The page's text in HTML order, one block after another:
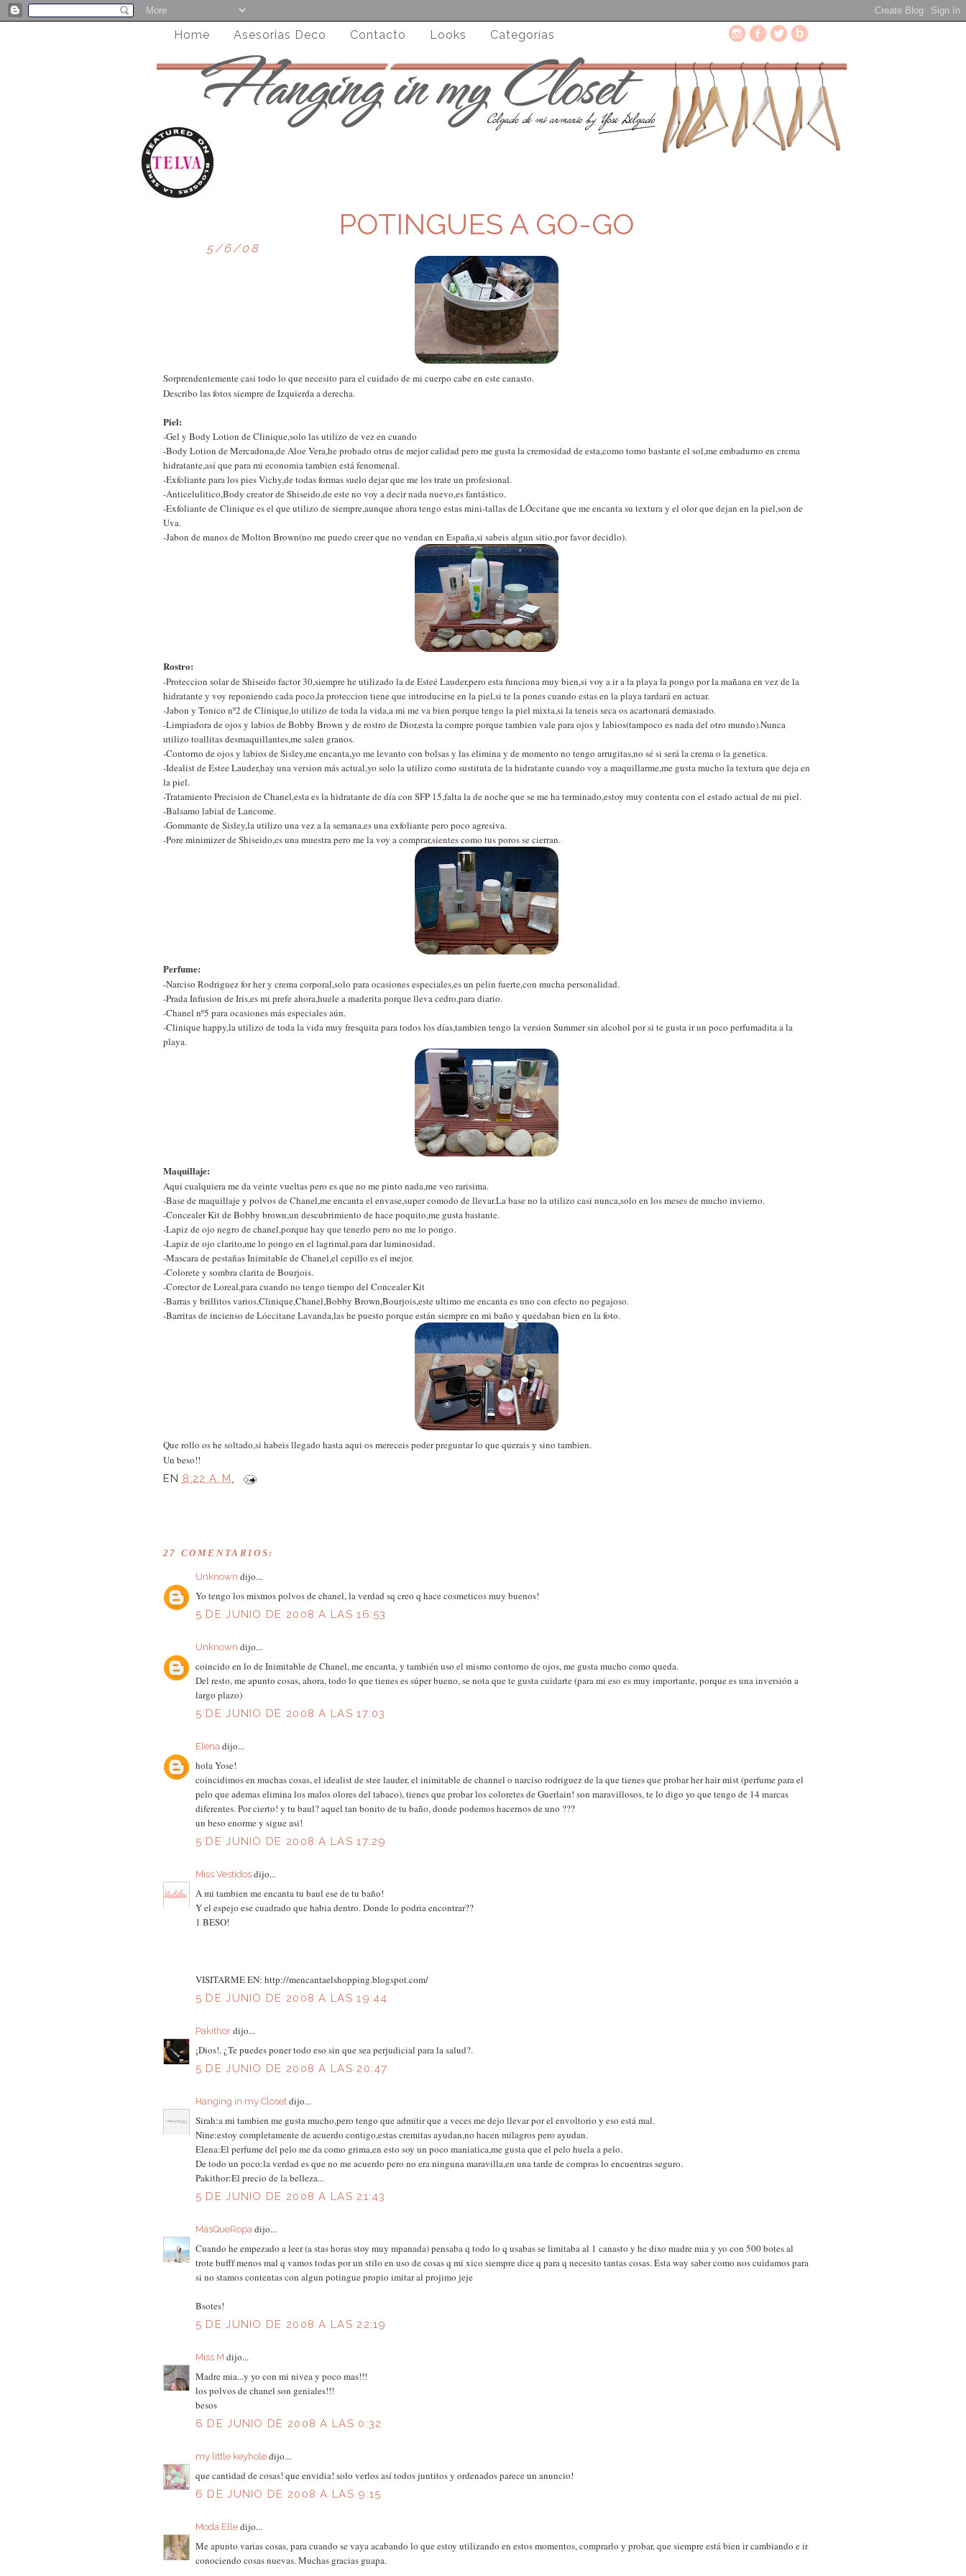
Home Asesorias Deco Contacto Looks Categorías
5/6/08
POTINGUES A GO-GO
Sorprendentemente casi todo lo que necesito para el cuidado de mi cuerpo cabe en este canasto.
Describo las fotos siempre de Izquierda a derecha.
Piel:
-Gel y Body Lotion de Clinique,solo las utilizo de vez en cuando
-Body Lotion de Mercadona,de Aloe Vera,he probado otras de mejor calidad pero me gusta la cremosidad de esta,como tomo bastante el sol,me embadurno en crema
hidratante,así que para mi economia tambien está fenomenal.
-Exfoliante para los pies Vichy,de todas formas suelo dejar que me los trate un profesional.
-Anticelulitico,Body creator de Shiseido,de este no voy a decir nada nuevo,es fantástico.
-Exfoliante de Clinique es el que utilizo de siempre,aunque ahora tengo estas mini-tallas de LÓccitane que me encanta su textura y el olor que dejan en la piel,son de
Uva.
-Jabon de manos de Molton Brown(no me puedo creer que no vendan en España,si sabeis algun sitio,por favor decidlo).
Rostro:
-Proteccion solar de Shiseido factor 30,siempre he utilizado la de Esteé Lauder,pero esta funciona muy bien,si voy a ir a la playa la pongo por la mañana en vez de la
hidratante y voy reponiendo cada poco,la proteccion tiene que introducirse en la piel,si te la pones cuando estas en la playa tardará en actuar.
-Jabon y Tonico nº2 de Clinique,lo utilizo de toda la vida,a mi me va bien porque tengo la piel mixta,si la teneis seca os acartonará demasiado.
-Limpiadora de ojos y labios de Bobby Brown y de rostro de Dior,esta la compre porque tambien vale para ojos y labios(tampoco es nada del otro mundo).Nunca
utilizo toallitas desmaquillantes,me salen granos.
-Contorno de ojos y labios de Sisley,me encanta,yo me levanto con bolsas y las elimina y de momento no tengo arrugitas,no sé si será la crema o la genetica.
-Idealist de Estee Lauder,hay una version más actual,yo solo la utilizo como sustituta de la hidratante cuando voy a maquillarme,me gusta mucho la textura que deja en
la piel.
-Tratamiento Precision de Chanel,esta es la hidratante de día con SFP 15,falta la de noche que se me ha terminado,estoy muy contenta con el estado actual de mi piel.
-Balsamo labial de Lancome.
-Gommante de Sisley,la utilizo una vez a la semana,es una exfoliante pero poco agresiva.
-Pore minimizer de Shiseido,es una muestra pero me la voy a comprar,sientes como tus poros se cierran.
Perfume:
-Narciso Rodriguez for her y crema corporal,solo para ocasiones especiales,es un pelin fuerte,con mucha personalidad.
-Prada Infusion de Iris,es mi prefe ahora,huele a maderita porque lleva cedro,para diario.
-Chanel nº5 para ocasiones más especiales aún.
-Clinique happy,la utilizo de toda la vida muy fresquita para todos los días,tambien tengo la version Summer sin alcohol por si te gusta ir un poco perfumadita a la
playa.
Maquillaje:
Aqui cualquiera me da veinte vueltas pero es que no me pinto nada,me veo rarisima.
-Base de maquillaje y polvos de Chanel,me encanta el envase,super comodo de llevar.La base no la utilizo casi nunca,solo en los meses de mucho invierno.
-Concealer Kit de Bobby brown,un descubrimiento de hace poquito,me gusta bastante.
-Lapiz de ojo negro de chanel,porque hay que tenerlo pero no me lo pongo.
-Lapiz de ojo clarito,me lo pongo en el lagrimal,para dar luminosidad.
-Mascara de pestañas Inimitable de Chanel,el cepillo es el mejor.
-Colorete y sombra clarita de Bourjois.
-Corector de Loreal,para cuando no tengo tiempo del Concealer Kit
-Barras y brillitos varios,Clinique,Chanel,Bobby Brown,Bourjois,este ultimo me encanta es uno con efecto no pegajoso.
-Barritas de incienso de Lóccitane Lavanda,las he puesto porque están siempre en mi baño y quedaban bien en la foto.
Que rollo os he soltado,si habeis llegado hasta aqui os mereceis poder preguntar lo que querais y sino tambien.
Un beso!!
EN 8:22 A. M.
27 COMENTARIOS:
Unknown dijo...
Yo tengo los mismos polvos de chanel, la verdad sq creo q hace cosmeticos muy buenos!
5 DE JUNIO DE 2008 A LAS 16:53
Unknown dijo...
coincido en lo de Inimitable de Chanel, me encanta, y también uso el mismo contorno de ojos, me gusta mucho como queda.
Del resto, me apunto cosas, ahora, todo lo que tienes es súper bueno, se nota que te gusta cuidarte (para mi eso es muy importante, porque es una inversión a
largo plazo)
5 DE JUNIO DE 2008 A LAS 17:03
Elenadijo...
hola Yose!
coincidimos en muchas cosas, el idealist de stee lauder, el inimitable de channel o narciso rodriguez de la que tienes que probar her hair mist (perfume para el
pelo que ademas elimina los malos olores del tabaco), tienes que probar los coloretes de Guerlain! son maravillosos, te lo digo yo que tengo de 14 marcas
diferentes. Por cierto! y tu baul? aquel tan bonito de tu baño, donde podemos hacernos de uno ???
un beso enorme y sigue asi!
5 DE JUNIO DE 2008 A LAS 17:29
Miss Vestidosdijo...
A mi tambien me encanta tu baul ese de tu baño!
Y el espejo ese cuadrado que habia dentro. Donde lo podria encontrar??
1 BESO!
VISITARME EN: http://mencantaelshopping.blogspot.com/
5 DE JUNIO DE 2008 A LAS 19:44
Pakithordijo...
¡Dios!. ¿Te puedes poner todo eso sin que sea perjudicial para la salud?.
5 DE JUNIO DE 2008 A LAS 20:47
Hanging in my Closetdijo...
Sirah:a mi tambien me gusta mucho,pero tengo que admitir que a veces me dejo llevar por el envoltorio y eso está mal.
Nine:estoy completamente de acuerdo contigo,estas cremitas ayudan,no hacen milagros pero ayudan.
Elena:El perfume del pelo me da como grima,en esto soy un poco maniatica,me gusta que el pelo huela a pelo.
De todo un poco:la verdad es que no me acuerdo pero no era ninguna maravilla,en una tarde de compras lo encuentras seguro.
Pakithor:El precio de la belleza...
5 DE JUNIO DE 2008 A LAS 21:43
MásQueRopadijo...
Cuando he empezado a leer (a stas horas stoy muy mpanada) pensaba q todo lo q usabas se limitaba al 1 canasto y he dixo madre mia y yo con 500 botes al
trote bufff menos mal q vamos todas por un stilo en uso de cosas q mi xico siempre dice q para q necesito tantas cosas. Esta way saber como nos cuidamos para
si no stamos contentas con algun potingue propio imitar al projimo jeje
Bsotes!
5 DE JUNIO DE 2008 A LAS 22:19
Miss M dijo...
Madre mia...y yo con mi nivea y poco mas!!!
los polvos de chanel son geniales!!!
besos
6 DE JUNIO DE 2008 A LAS 0:32
my little keyholedijo...
que cantidad de cosas! que envidia! solo verlos así todos juntitos y ordenados parece un anuncio!
6 DE JUNIO DE 2008 A LAS 9:15
Moda Elledijo...
Me apunto varias cosas, para cuando se vaya acabando lo que estoy utilizando en estos momentos, comprarlo y probar, que siempre está bien ir cambiando e ir
conociendo cosas nuevas. Muchas gracias guapa.